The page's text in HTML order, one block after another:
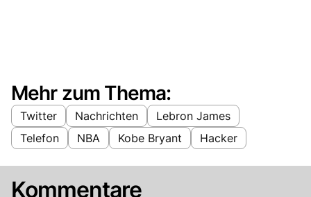
Mehr zum Thema:
Twitter Nachrichten
Lebron James
Telefon
NBA Kobe Bryant Hacker
Kommentare